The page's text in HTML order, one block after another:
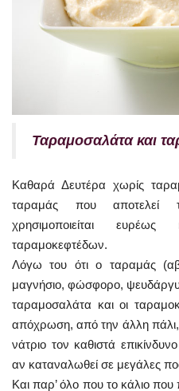
Ταραμοσαλάτα και
Καθαρά Δευτέρα χωρίς
ταραμάς που αποτελεί
χρησιμοποιείται
ταραμοκεφτέδων.
Λόγω του ότι ο ταραμάς
μαγνήσιο, φώσφορο,
ταραμοσαλάτα και οι
απόχρωση, από την άλλη πάλι,
νάτριο τον καθιστά
αν καταναλωθεί σε μεγάλες
Και παρ’ όλο που το κάλιο που